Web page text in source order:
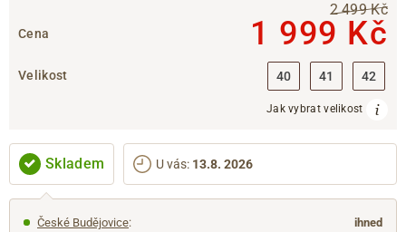
Cena
2 499 Kč
1 999 Kč
Velikost 40 41 42
Jak vybrat velikost
Skladem U vás: 13.8. 2026
České Budějovice:
ihned